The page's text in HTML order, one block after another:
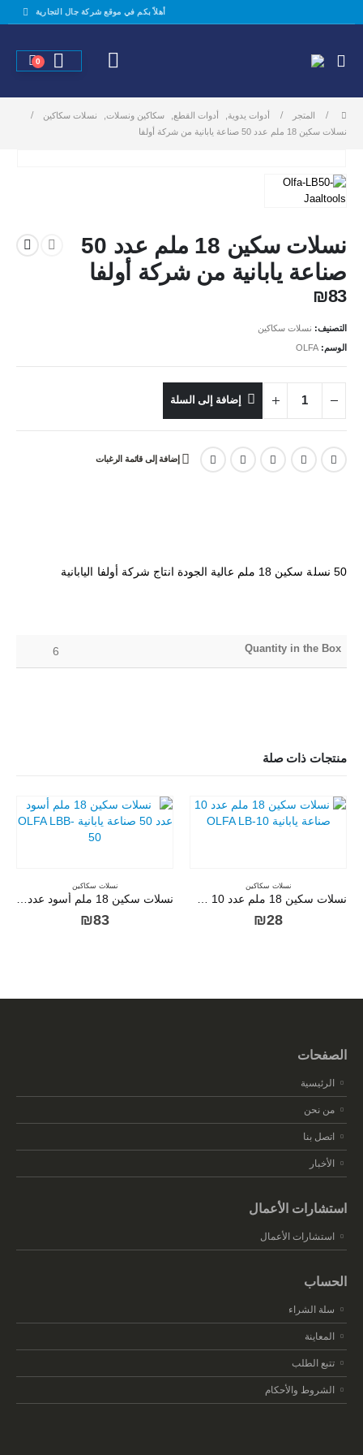
أهلاً بكم في موقع شركة جال التجارية
0
المتجر أدوات يدوية أدوات القطع سكاكين ونسلات
نسلات سكاكين
نسلات سكين 18 ملم عدد 50 صناعة يابانية من شركة أولفا
نسلات سكين 18 ملم عدد 50
صناعة يابانية من شركة أولفا
₪83
التصنيف: نسلات سكاكين
الوسم: OLFA
إضافة إلى السلة
إضافة إلى قائمة الرغبات
50 نسلة سكين 18 ملم عالية الجودة انتاج شركة أولفا اليابانية
Quantity in the Box
6
منتجات ذات صلة
نسلات سكاكين
نسلات سكين 18 ملم عدد 10 صناعة يابانية OLFA LB-10
₪28
نسلات سكاكين
نسلات سكين 18 ملم أسود عدد 50 صناعة يابانية OLFA LBB-50
₪83
الصفحات
الرئيسية
من نحن
اتصل بنا
الأخبار
استشارات الأعمال
استشارات الأعمال
الحساب
سلة الشراء
المعاينة
تتبع الطلب
الشروط والأحكام